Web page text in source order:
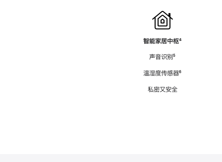
智能家居中枢脚
⁴
声音识别脚
⁵
温湿度传感器脚
⁶
私密又安全